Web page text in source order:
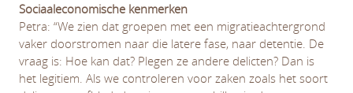
Sociaaleconomische kenmerken
Petra: “We zien dat groepen met een migratieachtergrond
vaker doorstromen naar die latere fase, naar detentie. De
vraag is: Hoe kan dat? Plegen ze andere delicten? Dan is
het legitiem. Als we controleren voor zaken zoals het soort